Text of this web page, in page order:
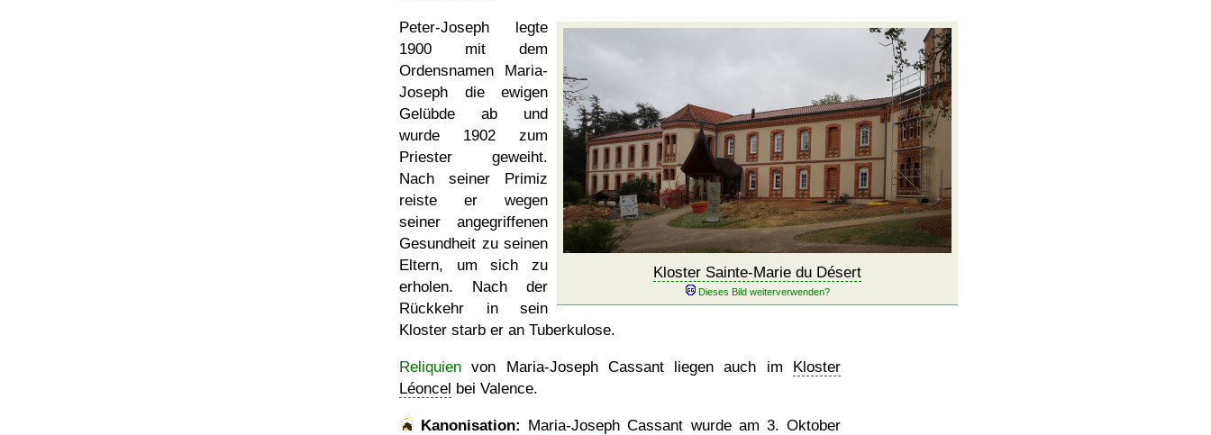
Kloster Sainte-Marie du Désert
Peter-Joseph legte
1900 mit dem
Ordensnamen Maria-
Joseph die ewigen
Gelübde ab und
wurde 1902 zum
Priester geweiht.
Nach seiner Primiz
reiste er wegen
seiner angegriffenen
Gesundheit zu seinen
Eltern, um sich zu
erholen. Nach der
Rückkehr in sein
Kloster starb er an Tuberkulose.
Reliquien von Maria-Joseph Cassant liegen auch im Kloster
Léoncel bei Valence.
Kanonisation: Maria-Joseph Cassant wurde am 3. Oktober